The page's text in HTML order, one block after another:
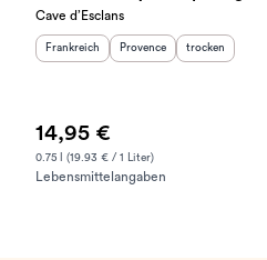
Cave d’Esclans
Herkunftsland
Frankreich Herkunftsregion:
Provence Geschmack
trocken
14,95 €
0.75 l (19.93 € / 1 Liter)
Lebensmittelangaben